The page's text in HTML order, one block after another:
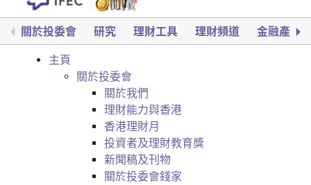
關於投委會 研究 理財工具 理財頻道 金融產品
主頁
關於投委會
關於我們
理財能力與香港
香港理財月
投資者及理財教育獎
新聞稿及刊物
關於投委會錢家